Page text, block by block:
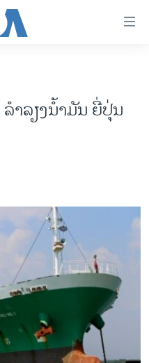
ຳລຽງນ້ຳມັນ ຍີ່ປຸ່ນ